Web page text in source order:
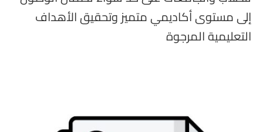
إلى مستوى أكاديمي متميز وتحقيق الأهداف
التعليمية المرجوة